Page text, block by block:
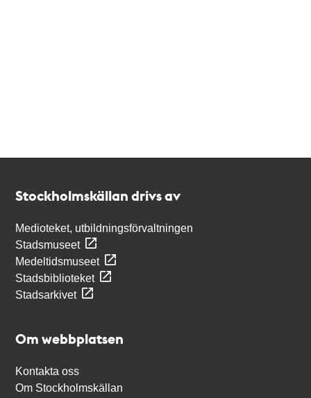
Stockholmskällan drivs av
Medioteket, utbildningsförvaltningen
Stadsmuseet
Medeltidsmuseet
Stadsbiblioteket
Stadsarkivet
Om webbplatsen
Kontakta oss
Om Stockholmskällan